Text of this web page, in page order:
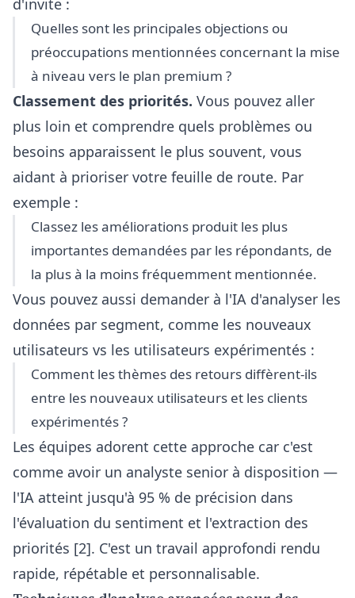
d'invite :
Quelles sont les principales objections ou
préoccupations mentionnées concernant la mise
à niveau vers le plan premium ?
Classement des priorités. Vous pouvez aller
plus loin et comprendre quels problèmes ou
besoins apparaissent le plus souvent, vous
aidant à prioriser votre feuille de route. Par
exemple :
Classez les améliorations produit les plus
importantes demandées par les répondants, de
la plus à la moins fréquemment mentionnée.
Vous pouvez aussi demander à l'IA d'analyser les
données par segment, comme les nouveaux
utilisateurs vs les utilisateurs expérimentés :
Comment les thèmes des retours diffèrent-ils
entre les nouveaux utilisateurs et les clients
expérimentés ?
Les équipes adorent cette approche car c'est
comme avoir un analyste senior à disposition —
l'IA atteint jusqu'à 95 % de précision dans
l'évaluation du sentiment et l'extraction des
priorités [2]. C'est un travail approfondi rendu
rapide, répétable et personnalisable.